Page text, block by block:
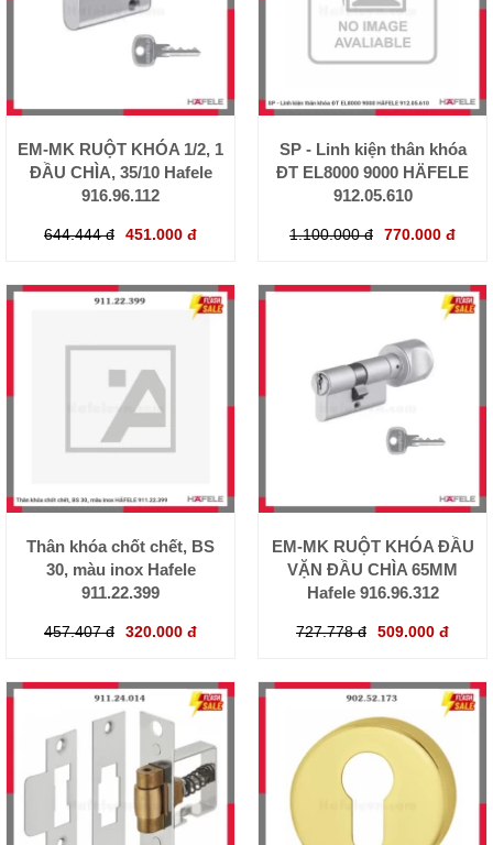
EM-MK RUỘT KHÓA 1/2, 1
ĐẦU CHÌA, 35/10 Hafele
916.96.112
644.444 đ 451.000 đ
SP - Linh kiện thân khóa
ĐT EL8000 9000 HÄFELE
912.05.610
1.100.000 đ 770.000 đ
Thân khóa chốt chết, BS
30, màu inox Hafele
911.22.399
457.407 đ 320.000 đ
EM-MK RUỘT KHÓA ĐẦU
VẶN ĐẦU CHÌA 65MM
Hafele 916.96.312
727.778 đ 509.000 đ